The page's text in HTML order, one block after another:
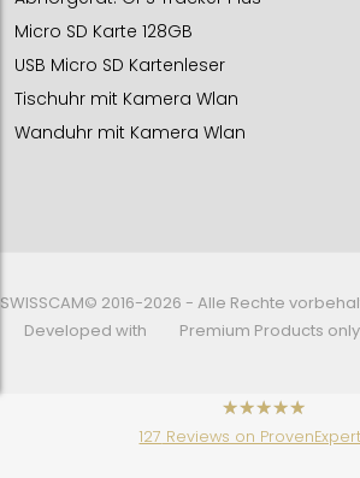
Micro SD Karte 128GB
USB Micro SD Kartenleser
Tischuhr mit Kamera Wlan
Wanduhr mit Kamera Wlan
SWISSCAM© 2016-2026 - Alle Rechte
Developed with
Premium Products
has 4.48
out of5
127 Reviews on